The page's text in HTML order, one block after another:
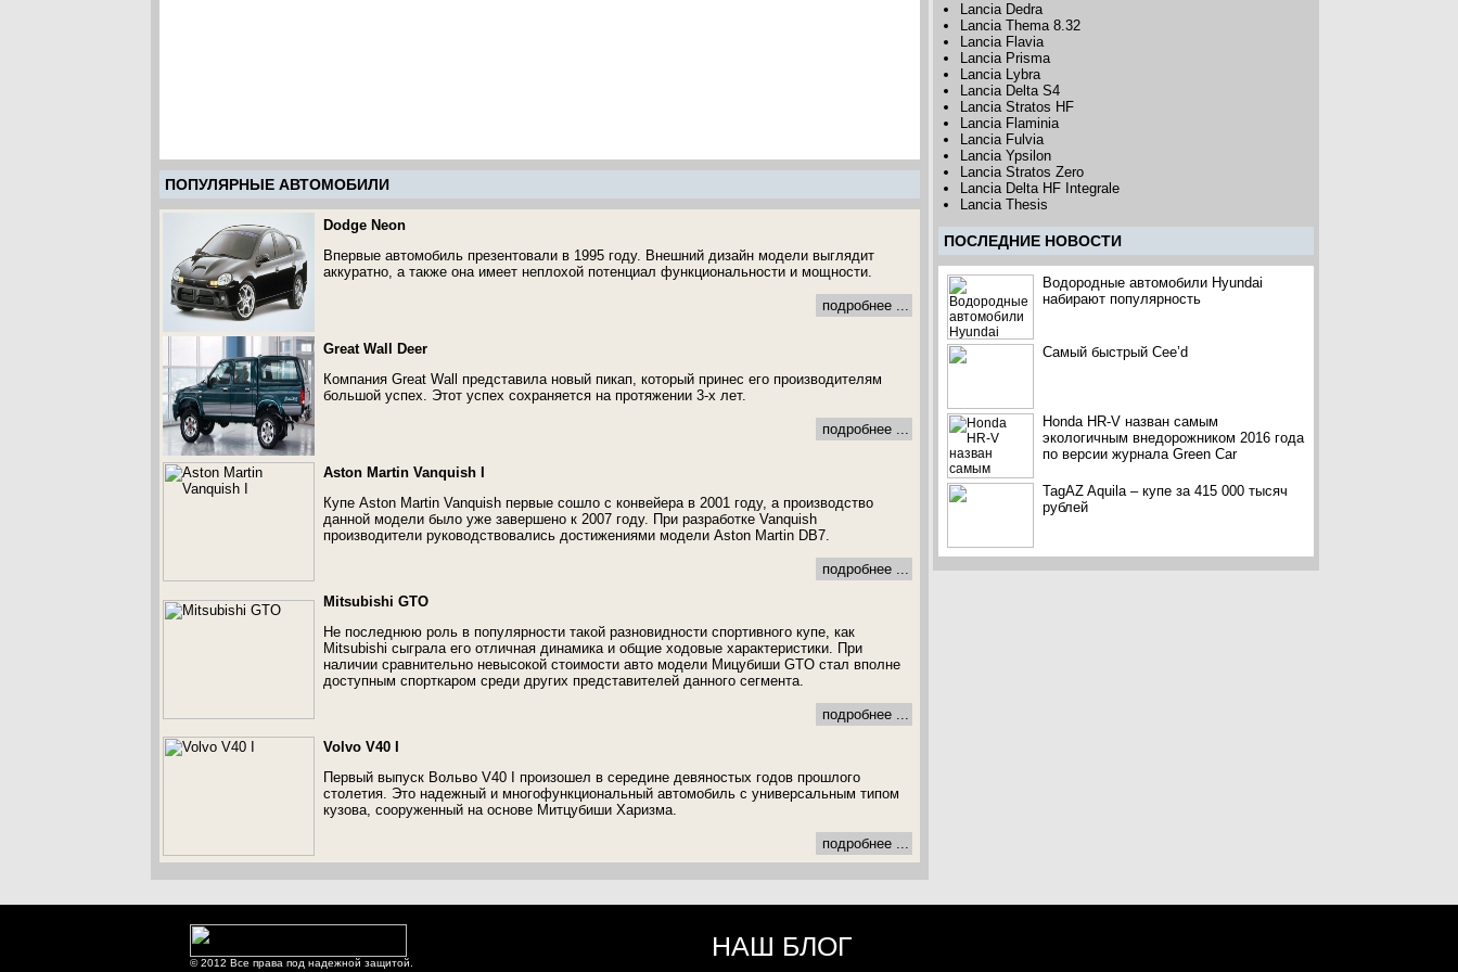
ПОПУЛЯРНЫЕ АВТОМОБИЛИ
Dodge Neon
Впервые автомобиль презентовали в 1995 году. Внешний дизайн модели выглядит
аккуратно, а также она имеет неплохой потенциал функциональности и мощности.
подробнее ...
Great Wall Deer
Компания Great Wall представила новый пикап, который принес его производителям
большой успех. Этот успех сохраняется на протяжении 3-х лет.
подробнее ...
Aston Martin Vanquish I
Купе Aston Martin Vanquish первые сошло с конвейера в 2001 году, а производство
данной модели было уже завершено к 2007 году. При разработке Vanquish
производители руководствовались достижениями модели Aston Martin DB7.
подробнее ...
Mitsubishi GTO
Не последнюю роль в популярности такой разновидности спортивного купе, как
Mitsubishi сыграла его отличная динамика и общие ходовые характеристики. При
наличии сравнительно невысокой стоимости авто модели Мицубиши GTO стал вполне
доступным спорткаром среди других представителей данного сегмента.
подробнее ...
Volvo V40 I
Первый выпуск Вольво V40 I произошел в середине девяностых годов прошлого
столетия. Это надежный и многофункциональный автомобиль с универсальным типом
кузова, сооруженный на основе Митцубиши Харизма.
подробнее ...
Lancia Dedra
Lancia Thema 8.32
Lancia Flavia
Lancia Prisma
Lancia Lybra
Lancia Delta S4
Lancia Stratos HF
Lancia Flaminia
Lancia Fulvia
Lancia Ypsilon
Lancia Stratos Zero
Lancia Delta HF Integrale
Lancia Thesis
ПОCЛЕДНИЕ НОВОСТИ
Водородные автомобили Hyundai
набирают популярность
Самый быстрый Cee’d
Honda HR-V назван самым
экологичным внедорожником 2016 года
по версии журнала Green Car
TagAZ Aquila – купе за 415 000 тысяч
рублей
© 2012 Все права под надежной защитой.
НАШ БЛОГ